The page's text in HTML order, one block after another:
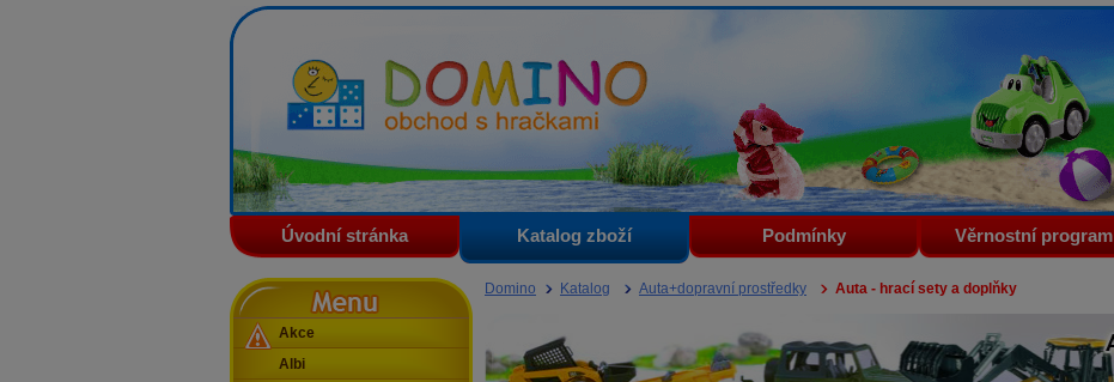
Domino - obchod s hračkami
Úvodní stránka Katalog zboží Podmínky Věrnostní program
Domino Katalog Auta+dopravní prostředky Auta - hrací sety a doplňky
Menu
Akce
Albi